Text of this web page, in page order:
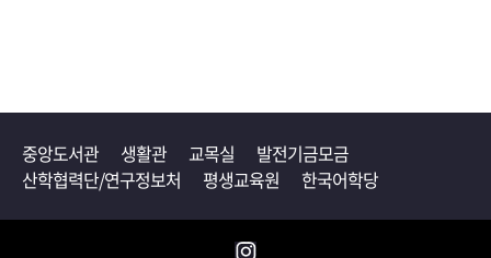
중앙도서관 생활관 교목실
발전기금모금
산학협력단/연구정보처
평생교육원 한국어학당